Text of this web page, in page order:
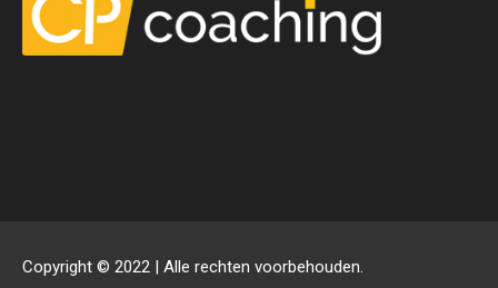
Copyright © 2022 | Alle rechten voorbehouden.